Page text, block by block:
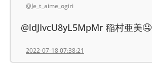
@Je_t_aime_ogiri
@ldJIvcU8yL5MpMr 稲村亜美🤤
2022-07-18 07:38:21